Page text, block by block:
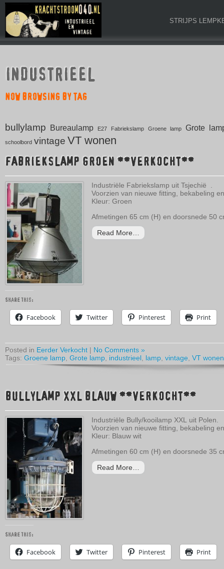
STRIJPS
INDUSTRIEEL
NOW BROWSING BY TAG
bullylamp Bureaulamp E27 Fabriekslamp Groene lamp Grote
schoolbord vintage VT wonen
FABRIEKSLAMP GROEN **VERKOCHT**
Industriële Fabriekslamp uit Tsjechië .
Voorzien van nieuwe fitting, bekabeling
Kleur: Groen
Afmetingen 65 cm (H) en doorsnede 50
Read More…
Share this:
Facebook Twitter Pinterest Print
Posted in Eerder Verkocht | No Comments »
Tags: Groene lamp Grote lamp industrieel lamp vintage VT wonen
BULLYLAMP XXL BLAUW **VERKOCHT**
Industriële Bully/kooilamp XXL uit Polen.
Voorzien van nieuwe fitting, bekabeling
Kleur: Blauw wit
Afmetingen 60 cm (H) en doorsnede 35
Read More…
Share this:
Facebook Twitter Pinterest Print